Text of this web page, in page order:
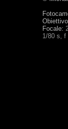
Focale:
1/80 s, f